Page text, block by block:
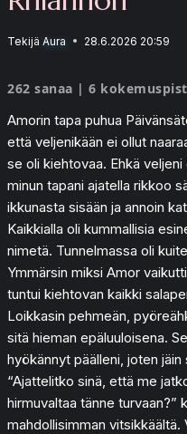
Tekijä Aura 28.6.2026 20:59
262 sanaa | 6
Amorin tapa puhua
että veljenikään ei ollut
se oli kiehtovaa. Ehkä
minun tapani ajatella rikkoo
ikkunasta sisään ja annoin
Kaikkialla oli kummallisia
nimetä. Tunnelmassa oli
Ymmärsin miksi Amor
tuntui kiehtovan kaikki
Loikkasin pehmeän,
sitä hieman epäluuloisena.
hyökännyt päälleni, joten jäin
“Ajattelitko sinä, että me
hirmuvaltaa tänne turvaan?”
mahdollisimman vitsikkäältä.